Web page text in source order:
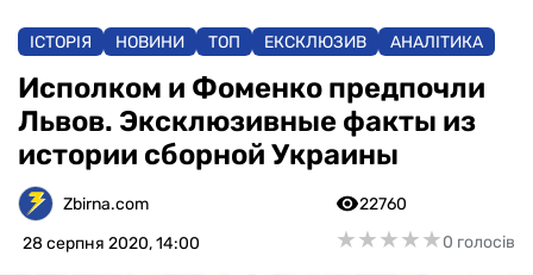
АНАЛІТИКА
ІНТЕРВ'Ю
РІЗНЕ
БУКМЕКЕРИ
ІСТОРІЯ НОВИНИ ТОП ЕКСКЛЮЗИВ АНАЛІТИКА
Исполком и Фоменко предпочли
Львов. Эксклюзивные факты из
истории сборной Украины
Zbirna.com
28 серпня 2020, 14:00
22760
★★★★★
★★★★★0 голосів